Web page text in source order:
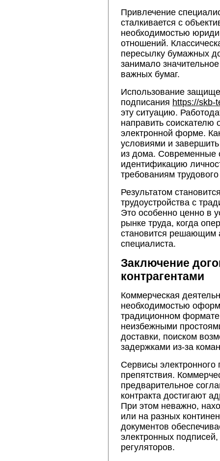
Привлечение
сталкивается с
необходимостью
отношений.
пересылку бумажных
занимало
важных бумаг.
Использование
подписания https://skb-
эту ситуацию.
направить соискателю
электронной форме.
условиями и
из дома. Современные
идентификацию
требованиям
Результатом
трудоустройства с
Это особенно ценно в
рынке труда, когда
становится решающим
специалиста.
Заключение
контрагентами
Коммерческая
необходимостью
традиционном
неизбежными
доставки, поиском
задержками из-за
Сервисы электронного
препятствия.
предварительное
контракта достигают
При этом неважно,
или на разных
документов
электронных
регуляторов.